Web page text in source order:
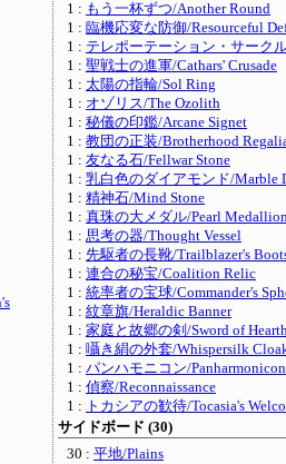
1 : もう一杯ずつ/Another Round
1 : 臨機応変な防御/Resourceful
1 : テレポーテーション・サーク
1 : 聖戦士の進軍/Cathars' Crusade
1 : 太陽の指輪/Sol Ring
1 : オゾリス/The Ozolith
1 : 秘儀の印鑑/Arcane Signet
1 : 教団の正装/Brotherhood
1 : 友なる石/Fellwar Stone
1 : 乳白色のダイアモンド/Marble
1 : 精神石/Mind Stone
1 : 真珠の大メダル/Pearl
1 : 思考の器/Thought Vessel
1 : 先駆者の長靴/Trailblazer's
1 : 連合の秘宝/Coalition Relic
1 : 統率者の宝球/Commander's
1 : 紋章旗/Heraldic Banner
1 : 家庭と故郷の剣/Sword of
1 : 囁き絹の外套/Whispersilk
1 : パンハモニコン/Panharmonicon
1 : 偵察/Reconnaissance
1 :
トカシアの歓待/Tocasia's
サイドボード (30)
30 : 平地/Plains